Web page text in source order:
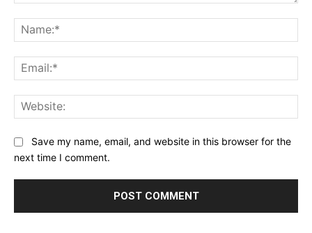
Save my name, email, and website in this browser for the
next time I comment.